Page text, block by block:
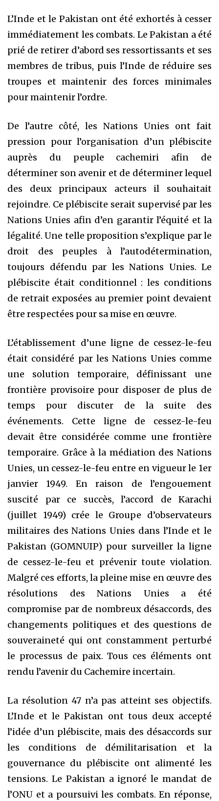
L’Inde et le Pakistan ont été exhortés à cesser
immédiatement les combats. Le Pakistan a été
prié de retirer d’abord ses ressortissants et ses
membres de tribus, puis l’Inde de réduire ses
troupes et maintenir des forces minimales
pour maintenir l’ordre.
De l’autre côté, les Nations Unies ont fait
pression pour l’organisation d’un plébiscite
auprès du peuple cachemiri afin de
déterminer son avenir et de déterminer lequel
des deux principaux acteurs il souhaitait
rejoindre. Ce plébiscite serait supervisé par les
Nations Unies afin d’en garantir l’équité et la
légalité. Une telle proposition s’explique par le
droit des peuples à l’autodétermination,
toujours défendu par les Nations Unies. Le
plébiscite était conditionnel : les conditions
de retrait exposées au premier point devaient
être respectées pour sa mise en œuvre.
L’établissement d’une ligne de cessez-le-feu
était considéré par les Nations Unies comme
une solution temporaire, définissant une
frontière provisoire pour disposer de plus de
temps pour discuter de la suite des
événements. Cette ligne de cessez-le-feu
devait être considérée comme une frontière
temporaire. Grâce à la médiation des Nations
Unies, un cessez-le-feu entre en vigueur le 1er
janvier 1949. En raison de l’engouement
suscité par ce succès, l’accord de Karachi
(juillet 1949) crée le Groupe d’observateurs
militaires des Nations Unies dans l’Inde et le
Pakistan (GOMNUIP) pour surveiller la ligne
de cessez-le-feu et prévenir toute violation.
Malgré ces efforts, la pleine mise en œuvre des
résolutions des Nations Unies a été
compromise par de nombreux désaccords, des
changements politiques et des questions de
souveraineté qui ont constamment perturbé
le processus de paix. Tous ces éléments ont
rendu l’avenir du Cachemire incertain.
La résolution 47 n’a pas atteint ses objectifs.
L’Inde et le Pakistan ont tous deux accepté
l’idée d’un plébiscite, mais des désaccords sur
les conditions de démilitarisation et la
gouvernance du plébiscite ont alimenté les
tensions. Le Pakistan a ignoré le mandat de
l’ONU et a poursuivi les combats. En réponse,